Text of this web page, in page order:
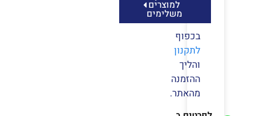
למוצרים
משלימים
בכפוף
לתקנון
והליך
ההזמנה
מהאתר.